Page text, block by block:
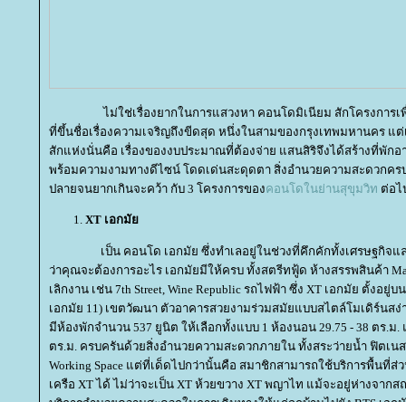
ไม่ใช่เรื่องยากในการแสวงหา คอนโดมิเนียม สักโครงการเพื่
ที่ขึ้นชื่อเรื่องความเจริญถึงขีดสุด หนึ่งในสามของกรุงเทพมหานคร แ
สักแห่งนั่นคือ เรื่องของงบประมาณที่ต้องจ่าย แสนสิริจึงได้สร้างที่พักอ
พร้อมความงามทางดีไซน์ โดดเด่นสะดุดตา สิ่งอำนวยความสะดวกค
ปลายจนยากเกินจะคว้า กับ 3 โครงการของคอนโดในย่านสุขุมวิท ต่อไ
XT เอกมั
เป็น คอนโด เอกมัย ซึ่งทำเลอยู่ในช่วงที่คึกคักทั้งเศรษฐกิจแล
ว่าคุณจะต้องการอะไร เอกมัยมีให้ครบ ทั้งสตรีทฟู้ด ห้างสรรพสินค้า
เลิกงาน เช่น 7th Street, Wine Republic รถไฟฟ้า ซึ่ง XT เอกมัย ตั้งอ
เอกมัย 11) เขตวัฒนา ตัวอาคารสวยงามร่วมสมัยแบบสไตล์โมเดิร์นส
มีห้องพักจำนวน 537 ยูนิต ให้เลือกทั้งแบบ 1 ห้องนอน 29.75 - 38 ตร.ม.
ตร.ม. ครบครันด้วยสิ่งอำนวยความสะดวกภายใน ทั้งสระว่ายน้ำ ฟิตเน
Working Space แต่ที่เด็ดไปกว่านั้นคือ สมาชิกสามารถใช้บริการพื้นที่ส่
เครือ XT ได้ ไม่ว่าจะเป็น XT ห้วยขวาง XT พญาไท แม้จะอยู่ห่างจาก